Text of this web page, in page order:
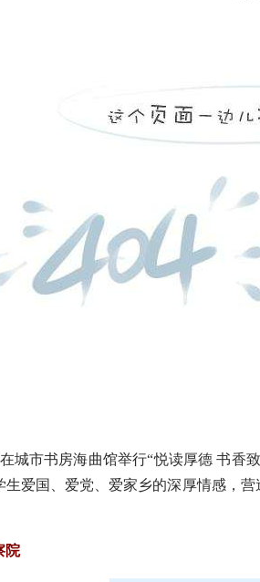
市书房海曲馆举行“悦读厚德 书香
生爱国、爱党、爱家乡的深厚情感，
院